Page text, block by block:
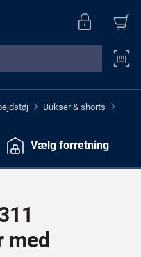
> Bukser & shorts >
Vælg forretning
med